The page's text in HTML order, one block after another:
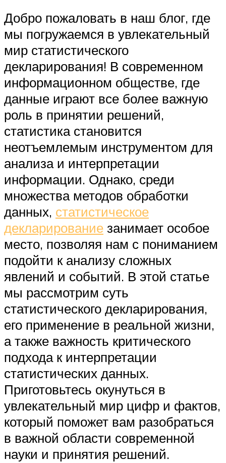
Добро пожаловать в наш блог, где
мы погружаемся в увлекательный
мир статистического
декларирования! В современном
информационном обществе, где
данные играют все более важную
роль в принятии решений,
статистика становится
неотъемлемым инструментом для
анализа и интерпретации
информации. Однако, среди
множества методов обработки
данных, статистическое
декларирование занимает особое
место, позволяя нам с пониманием
подойти к анализу сложных
явлений и событий. В этой статье
мы рассмотрим суть
статистического декларирования,
его применение в реальной жизни,
а также важность критического
подхода к интерпретации
статистических данных.
Приготовьтесь окунуться в
увлекательный мир цифр и фактов,
который поможет вам разобраться
в важной области современной
науки и принятия решений.